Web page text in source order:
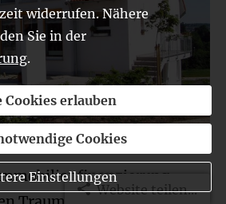
widerrufen. Nähere
Sie in der
.
Cookies erlauben
Cookies
Einstellungen
Website teilen...